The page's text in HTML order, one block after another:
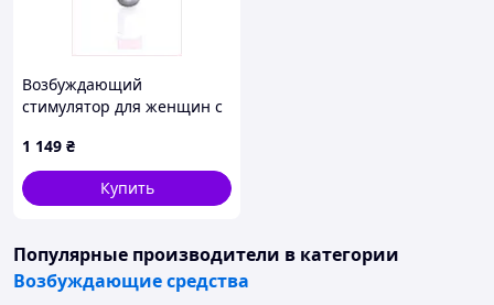
Возбуждающий
стимулятор для женщин с
72A8H4M67
1 149 ₴
Купить
Популярные производители в категории
Возбуждающие средства